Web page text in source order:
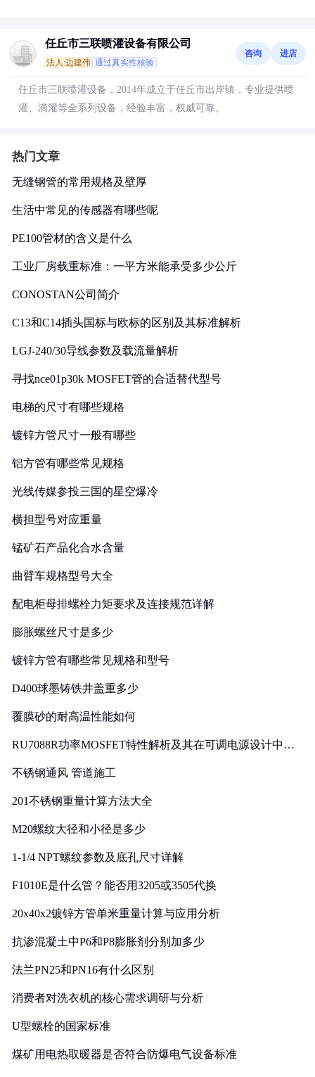
任丘市三联喷灌设备有限公司
法人:边建伟 通过真实性核验
咨询 进店
任丘市三联喷灌设备，2014年成立于任丘市出岸镇，专业提供喷
灌、滴灌等全系列设备，经验丰富，权威可靠。
热门文章
无缝钢管的常用规格及壁厚
生活中常见的传感器有哪些呢
PE100管材的含义是什么
工业厂房载重标准：一平方米能承受多少公斤
CONOSTAN公司简介
C13和C14插头国标与欧标的区别及其标准解析
LGJ-240/30导线参数及载流量解析
寻找nce01p30k MOSFET管的合适替代型号
电梯的尺寸有哪些规格
镀锌方管尺寸一般有哪些
铝方管有哪些常见规格
光线传媒参投三国的星空爆冷
横担型号对应重量
锰矿石产品化合水含量
曲臂车规格型号大全
配电柜母排螺栓力矩要求及连接规范详解
膨胀螺丝尺寸是多少
镀锌方管有哪些常见规格和型号
D400球墨铸铁井盖重多少
覆膜砂的耐高温性能如何
RU7088R功率MOSFET特性解析及其在可调电源设计中的
不锈钢通风 管道施工
201不锈钢重量计算方法大全
M20螺纹大径和小径是多少
1-1/4 NPT螺纹参数及底孔尺寸详解
F1010E是什么管？能否用3205或3505代换
20x40x2镀锌方管单米重量计算与应用分析
抗渗混凝土中P6和P8膨胀剂分别加多少
法兰PN25和PN16有什么区别
消费者对洗衣机的核心需求调研与分析
U型螺栓的国家标准
煤矿用电热取暖器是否符合防爆电气设备标准